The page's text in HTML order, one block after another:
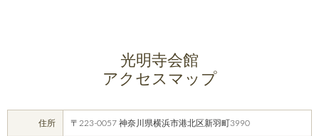
光明寺会館
アクセスマップ
住所 〒223-0057 神奈川県横浜市港北区新羽町3990